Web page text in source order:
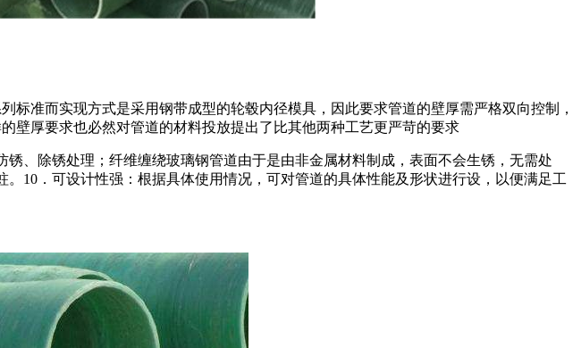
准而实现方式是采用钢带成型的轮毂内径模具，因此要求管道的壁厚需严格双向控制，
壁厚要求也必然对管道的材料投放提出了比其他两种工艺更严苛的要求
、除锈处理；纤维缠绕玻璃钢管道由于是由非金属材料制成，表面不会生锈，无需处
10．可设计性强：根据具体使用情况，可对管道的具体性能及形状进行设，以便满足工